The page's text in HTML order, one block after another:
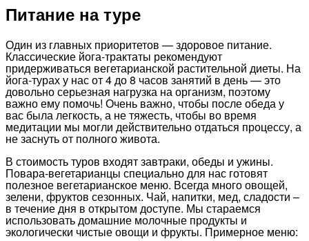
Питание на туре
Один из главных приоритетов — здоровое питание.
Классические йога-трактаты рекомендуют
придерживаться вегетарианской растительной диеты. На
йога-турах у нас от 4 до 8 часов занятий в день — это
довольно серьезная нагрузка на организм, поэтому
важно ему помочь! Очень важно, чтобы после обеда у
вас была легкость, а не тяжесть, чтобы во время
медитации мы могли действительно отдаться процессу, а
не заснуть от полного живота.
В стоимость туров входят завтраки, обеды и ужины.
Повара-вегетарианцы специально для нас готовят
полезное вегетарианское меню. Всегда много овощей,
зелени, фруктов сезонных. Чай, напитки, мед, сладости –
в течение дня в открытом доступе. Мы стараемся
использовать домашние молочные продукты и
экологически чистые овощи и фрукты. Примерное меню: